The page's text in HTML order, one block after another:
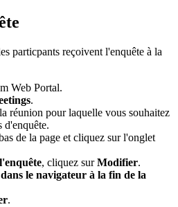
particpants reçoivent l'enquête à la
Web Portal.
.
réunion pour laquelle vous souhaitez
d'enquête.
de la page et cliquez sur l'onglet
, cliquez surModifier.
le navigateur à la fin de la
.